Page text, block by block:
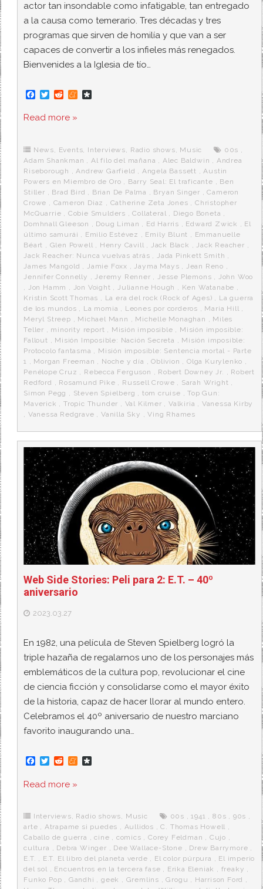
actor tan insondable como infatigable, tan entregado
a la causa como temerario. Tres décadas y tres
programas que sirven de homilía y que van a ser
capaces de convertir a los infieles más renegados.
Bienvenides a la Iglesia de tío…
F
c
e
o
k
T
i
t
r
R
d
d
M
e
r
a
Read more »
News, Events, Interviews, Radio shows, Music 00s ,
Adam Shankman ,Al filo del mañana , Alec Baldwin , Andrea
Riseborough ,Andrew Garfield , Angela Bassett ,Austin
Powers en Miembro de Oro , Barry Seal: El traficante , Ben
Stiller , Brad Bird , Brian De Palma , Bryan Singer ,Cameron
Crowe , Cameron Diaz , Catherine Zeta Jones ,Christopher
McQuarrie , Cobie Smulders ,Collateral , Diego Boneta ,
Domhnall Gleeson , Doug Liman , Ed Harris , Edward Zwick , El
último samurái , Emilio Estévez , Emily Blunt , Emmanuelle
Béart , Glen Powell , Henry Cavill , Jack Black ,Jack Reacher ,
Jack Reacher: Nunca vuelvas atrás ,Jada Pinkett Smith ,
James Mangold ,Jamie Foxx ,Jayma Mays , Jean Reno ,
Jennifer Connelly ,Jeremy Renner ,Jesse Plemons , John Woo
, Jon Hamm , Jon Voight ,Julianne Hough , Ken Watanabe ,
Kristin Scott Thomas , La era del rock (Rock of Ages) , La guerra
de los mundos , La momia , Leones por corderos , Maria Hill ,
Meryl Streep , Michael Mann , Michelle Monaghan , Miles
Teller , minority report , Misión imposible , Misión imposible:
Fallout , Misión Imposible: Nación Secreta , Misión imposible:
Protocolo fantasma , Misión imposible: Sentencia mortal - Parte
1 , Morgan Freeman , Noche y día ,Oblivion ,Olga Kurylenko ,
Penélope Cruz , Rebecca Ferguson , Robert Downey Jr. , Robert
Redford , Rosamund Pike , Russell Crowe , Sarah Wright ,
Simon Pegg , Steven Spielberg , tom cruise ,Top Gun:
Maverick ,Tropic Thunder , Val Kilmer ,Valkiria , Vanessa Kirby
, Vanessa Redgrave ,Vanilla Sky ,Ving Rhames
Web Side Stories: Peli para 2: E.T. – 40º
aniversario
2023.03.27
En 1982, una película de Steven Spielberg logró la
triple hazaña de regalarnos uno de los personajes más
emblemáticos de la cultura pop, revolucionar el cine
de ciencia ficción y consolidarse como el mayor éxito
de la historia, capaz de hacer llorar al mundo entero.
Celebramos el 40º aniversario de nuestro marciano
favorito inaugurando una…
F
e
o
k
T
t
r
R
d
M
e
r
a
Read more »
Interviews, Radio shows, Music 00s ,1941 , 80s , 90s ,
arte , Atrapame si puedes , Aullidos ,C. Thomas Howell ,
Caballo de guerra ,cine , comics ,Corey Feldman , Cujo ,
cultura , Debra Winger , Dee Wallace-Stone , Drew Barrymore ,
E.T. , E.T. El libro del planeta verde , El color púrpura , El imperio
del sol , Encuentros en la tercera fase , Erika Eleniak , freaky ,
Funko Pop , Gandhi ,geek , Gremlins ,Grogu , Harrison Ford ,